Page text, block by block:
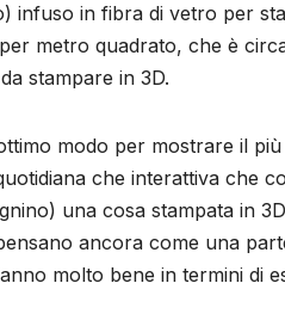
infuso in fibra di vetro per
metro quadrato, che è
stampare in 3D.
modo per mostrare il
che interattiva che
una cosa stampata in
ancora come una
molto bene in termini di